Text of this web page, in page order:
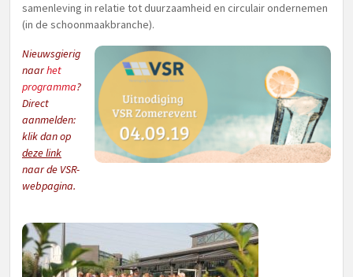
samenleving in relatie tot duurzaamheid en circulair ondernemen
(in de schoonmaakbranche).
Nieuwsgierig
naarhet
programma?
Direct
aanmelden:
klik dan op
deze link
naar de VSR-
webpagina.